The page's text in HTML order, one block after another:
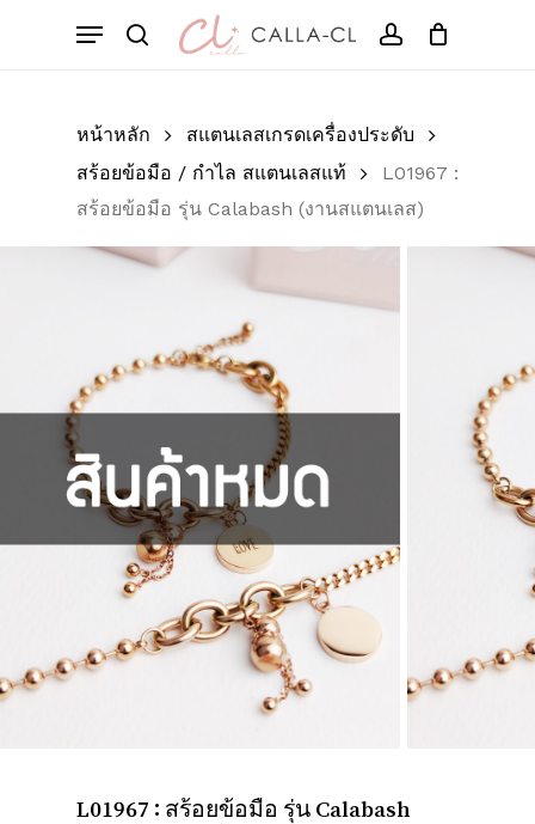
search account
Menu
Cart
หน้าหลัก
สแตนเลสเกรดเครื่องประดับ
สร้อยข้อมือ / กำไล สแตนเลสแท้
L01967 :
สร้อยข้อมือ รุ่น Calabash (งานสแตนเลส)
L01967 : สร้อยข้อมือ รุ่น Calabash
มาเป็นคนแรกที่วิจารณ์
Calabash (งานสแตน
เลส)”
อีเมลของคุณจะไม่แสดงให้คนอื่นเห็น
ช่องข้อมูลจำเป็นถูกทำเครื่องหมาย*
การให้คะแนนของคุณ
บทวิจารณ์ของคุณ
*
บันทึกชื่อ, อีเมล และชื่อเว็บไซต์ของฉัน